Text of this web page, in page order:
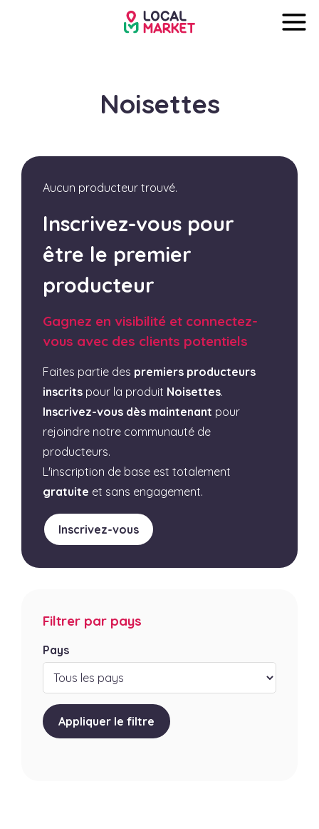
Noisettes
Aucun producteur trouvé.
Inscrivez-vous pour
être le premier
producteur
Gagnez en visibilité et connectez-
vous avec des clients potentiels
Faites partie des premiers producteurs
inscrits pour la produit Noisettes.
Inscrivez-vous dès maintenant pour
rejoindre notre communauté de
producteurs.
L'inscription de base est totalement
gratuite et sans engagement.
Inscrivez-vous
Filtrer par pays
Pays
Appliquer le filtre